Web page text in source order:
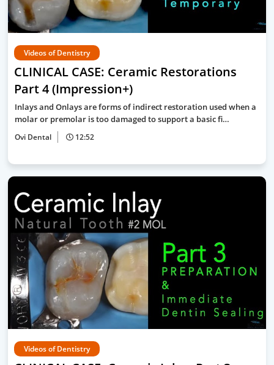
Videos of Dentistry
CLINICAL CASE: Ceramic Restorations
Part 4 (Impression+)
Inlays and Onlays are forms of indirect restoration used when a
molar or premolar is too damaged to support a basic fi…
Ovi Dental 12:52
Videos of Dentistry